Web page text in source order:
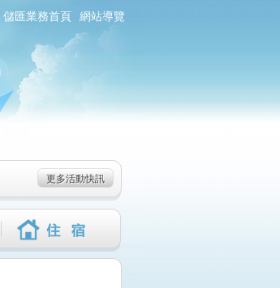
儲匯業務首頁 網站導覽
更多活動快訊